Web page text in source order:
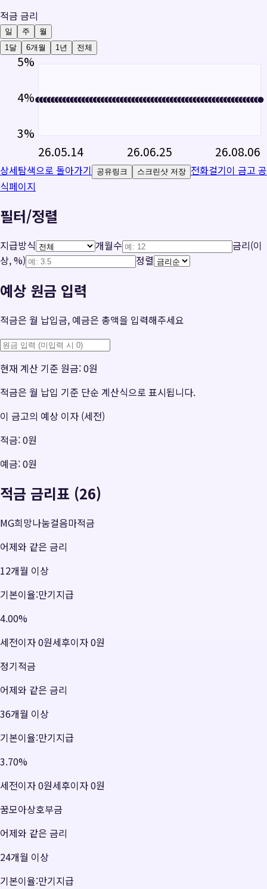
적금 금리
일 주
월
1달
6개월 1년 전체
5%
4%
3%
26.05.14 26.06.25 26.08.06
상세탐색으로 돌아가기 공유링크 스크린샷 저장 전화걸기이 금고 공
식페이지
필터/정렬
지급방식 개월수
금리(이
상, %)
정렬
예상 원금 입력
적금은 월 납입금, 예금은 총액을 입력해주세요
현재 계산 기준 원금:0원
적금은 월 납입 기준 단순 계산식으로 표시됩니다.
이 금고의 예상 이자 (세전)
적금:0원
예금:0원
적금 금리표 (26)
MG희망나눔걸음마적금
어제와 같은 금리
12개월 이상
기본이율:만기지급
4.00%
세전이자0원세후이자0원
정기적금
어제와 같은 금리
36개월 이상
기본이율:만기지급
3.70%
세전이자0원세후이자0원
꿈모아상호부금
어제와 같은 금리
24개월 이상
기본이율:만기지급